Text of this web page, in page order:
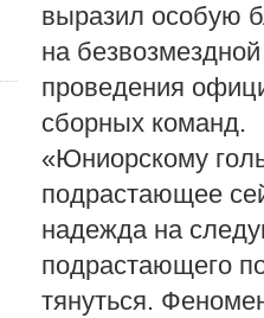
выразил особую
на
проведения
сборных команд.
«Юниорскому
подрастающее
надежда на
подрастающего
тянуться.